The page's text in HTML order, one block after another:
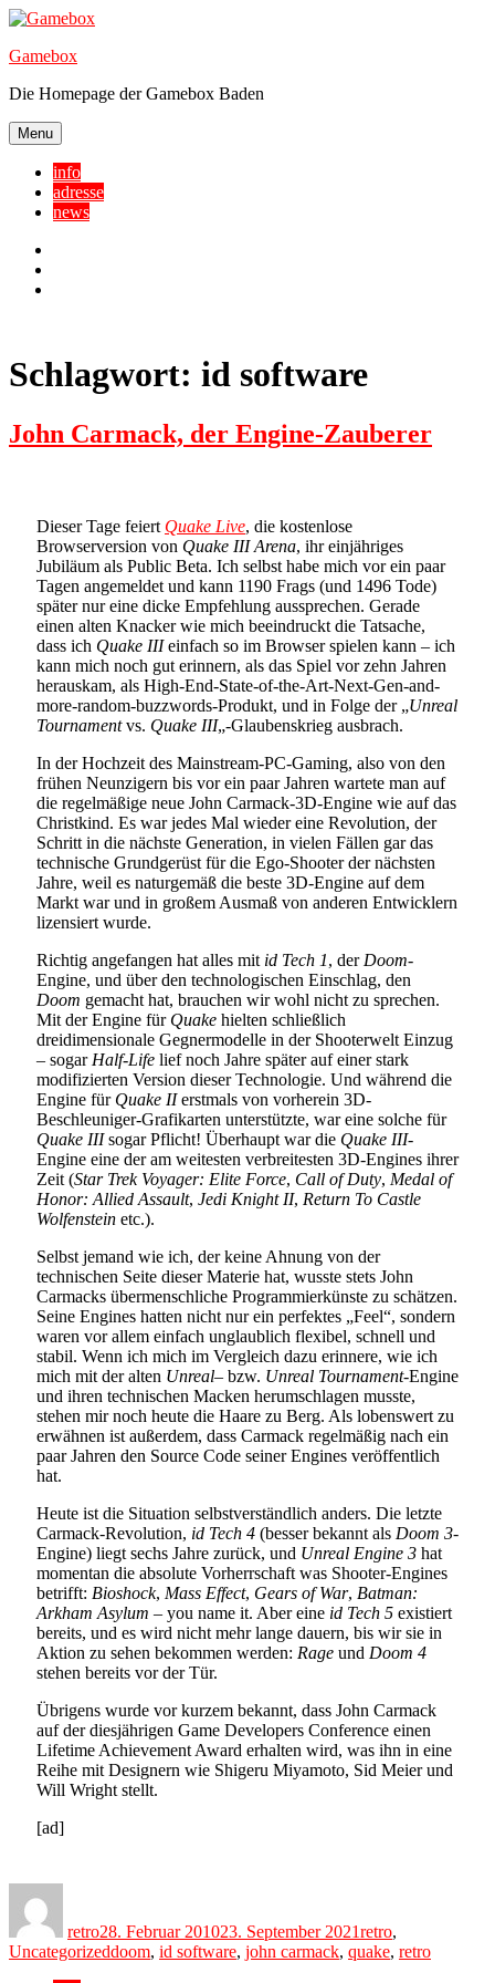
Skip
content
Gamebox
Die Homepage der Gamebox Baden
Menu
info
adresse
news
Schlagwort: id software
John Carmack, der Engine-Zauberer
Dieser Tage feiert Quake Live, die kostenlose
Browserversion von Quake III Arena, ihr einjähriges
Jubiläum als Public Beta. Ich selbst habe mich vor ein paar
Tagen angemeldet und kann 1190 Frags (und 1496 Tode)
später nur eine dicke Empfehlung aussprechen. Gerade
einen alten Knacker wie mich beeindruckt die Tatsache,
dass ich Quake IIIeinfach so im Browser spielen kann – ich
kann mich noch gut erinnern, als das Spiel vor zehn Jahren
herauskam, als High-End-State-of-the-Art-Next-Gen-and-
more-random-buzzwords-Produkt, und in Folge der „Unreal
Tournamentvs. Quake III„-Glaubenskrieg ausbrach.
In der Hochzeit des Mainstream-PC-Gaming, also von den
frühen Neunzigern bis vor ein paar Jahren wartete man auf
die regelmäßige neue John Carmack-3D-Engine wie auf das
Christkind. Es war jedes Mal wieder eine Revolution, der
Schritt in die nächste Generation, in vielen Fällen gar das
technische Grundgerüst für die Ego-Shooter der nächsten
Jahre, weil es naturgemäß die beste 3D-Engine auf dem
Markt war und in großem Ausmaß von anderen Entwicklern
lizensiert wurde.
Richtig angefangen hat alles mit id Tech 1, der Doom-
Engine, und über den technologischen Einschlag, den
Doom gemacht hat, brauchen wir wohl nicht zu sprechen.
Mit der Engine für Quake hielten schließlich
dreidimensionale Gegnermodelle in der Shooterwelt Einzug
– sogar Half-Life lief noch Jahre später auf einer stark
modifizierten Version dieser Technologie. Und während die
Engine für Quake IIerstmals von vorherein 3D-
Beschleuniger-Grafikarten unterstützte, war eine solche für
Quake IIIsogar Pflicht! Überhaupt war die Quake III-
Engine eine der am weitesten verbreitesten 3D-Engines ihrer
Zeit (Star Trek Voyager: Elite Force, Call of Duty, Medal of
Honor: Allied Assault, Jedi Knight II, Return To Castle
Wolfenstein etc.).
Selbst jemand wie ich, der keine Ahnung von der
technischen Seite dieser Materie hat, wusste stets John
Carmacks übermenschliche Programmierkünste zu schätzen.
Seine Engines hatten nicht nur ein perfektes „Feel“, sondern
waren vor allem einfach unglaublich flexibel, schnell und
stabil. Wenn ich mich im Vergleich dazu erinnere, wie ich
mich mit der alten Unreal– bzw. Unreal Tournament-Engine
und ihren technischen Macken herumschlagen musste,
stehen mir noch heute die Haare zu Berg. Als lobenswert zu
erwähnen ist außerdem, dass Carmack regelmäßig nach ein
paar Jahren den Source Code seiner Engines veröffentlich
hat.
Heute ist die Situation selbstverständlich anders. Die letzte
Carmack-Revolution, id Tech 4 (besser bekannt als Doom 3-
Engine) liegt sechs Jahre zurück, und Unreal Engine 3 hat
momentan die absolute Vorherrschaft was Shooter-Engines
betrifft: Bioshock, Mass Effect, Gears of War, Batman:
Arkham Asylum – you name it. Aber eine id Tech 5 existiert
bereits, und es wird nicht mehr lange dauern, bis wir sie in
Aktion zu sehen bekommen werden: Rage und Doom 4
stehen bereits vor der Tür.
Übrigens wurde vor kurzem bekannt, dass John Carmack
auf der diesjährigen Game Developers Conference einen
Lifetime Achievement Award erhalten wird, was ihn in eine
Reihe mit Designern wie Shigeru Miyamoto, Sid Meier und
Will Wright stellt.
[ad]
retro28. Februar 201023. September 2021retro,
UncategorizedTags
doom, id software, john carmack, quake, retro